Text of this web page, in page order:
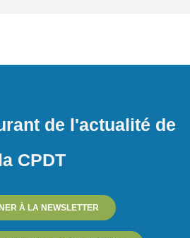
de l'actualité de
CPDT
À LA NEWSLETTER